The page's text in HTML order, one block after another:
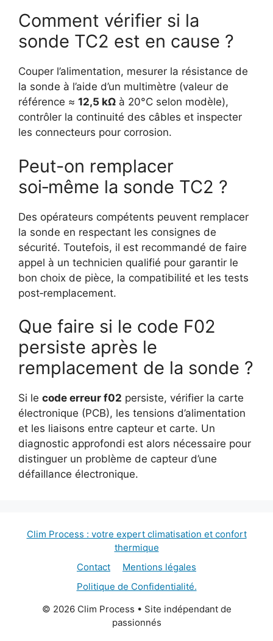
Comment vérifier si la
sonde TC2 est en cause ?
Couper l’alimentation, mesurer la résistance de
la sonde à l’aide d’un multimètre (valeur de
référence ≈ 12,5 kΩ à 20°C selon modèle),
contrôler la continuité des câbles et inspecter
les connecteurs pour corrosion.
Peut-on remplacer
soi‑même la sonde TC2 ?
Des opérateurs compétents peuvent remplacer
la sonde en respectant les consignes de
sécurité. Toutefois, il est recommandé de faire
appel à un technicien qualifié pour garantir le
bon choix de pièce, la compatibilité et les tests
post‑remplacement.
Que faire si le code F02
persiste après le
remplacement de la sonde ?
Si le code erreur f02 persiste, vérifier la carte
électronique (PCB), les tensions d’alimentation
et les liaisons entre capteur et carte. Un
diagnostic approfondi est alors nécessaire pour
distinguer un problème de capteur d’une
défaillance électronique.
Clim Process : votre expert climatisation et confort
thermique
Contact
Mentions légales
Politique de Confidentialité.
© 2026 Clim Process • Site indépendant de
passionnés